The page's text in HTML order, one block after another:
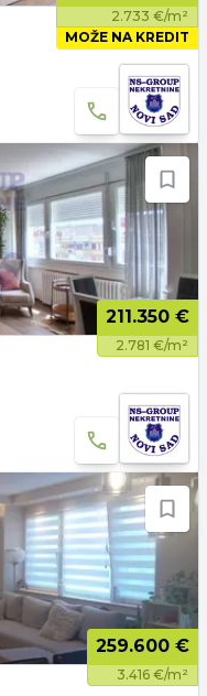
2.733 €/m²
MOŽE NA KREDIT
211.350 €
2.781 €/m²
259.600 €
3.416 €/m²